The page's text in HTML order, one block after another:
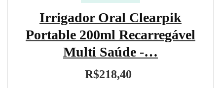
Irrigador Oral Clearpik
Portable 200ml Recarregável
Multi Saúde -…
R$218,40